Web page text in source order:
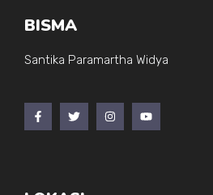
BISMA
Santika Paramartha Widya